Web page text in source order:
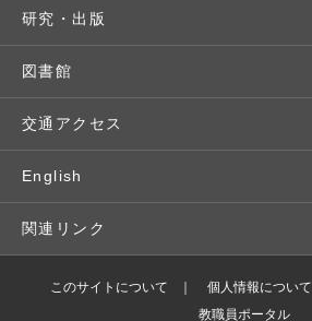
基本情報・情報公開
広報・公聴
特待生（入学者向け）
パンフレット・資料請求
入学予定者の皆さま
語学プログラム
教職課程
教員紹介
学修支援の体制
クラブ・サークル
大学周辺マップ
学生寮
学生支援制度
奨学金・特待生（在学生向け）
資格取得
公務員試験対策
就職実績
社会で活躍する卒業生
地域との連携
生涯学習
科目等履修生
社会人・シニア入学
施設・設備の貸し出し
研究・出版
研究者・研究分野
人文社会科学研究所
情報メディア研究所
研究論文
出版物
図書館
交通アクセス
English
関連リンク
バドミントン部ブログ
このサイトについて 個人情報について
教職員ポータル